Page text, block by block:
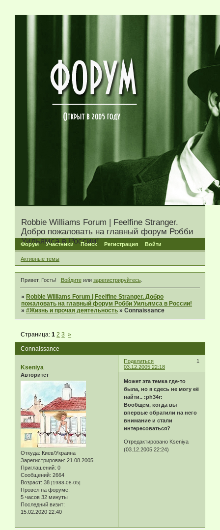
Robbie Williams Forum | Feelfine Stranger.
Добро пожаловать на главный форум Робби
Уильямса в России!
Форум Участники Поиск Регистрация Войти
Активные темы
Привет, Гость! Войдитеили зарегистрируйтесь.
» Robbie Williams Forum | Feelfine Stranger. Добро
пожаловать на главный форум Робби Уильямса в России!
»#Жизнь и прочая деятельность »Connaissance
Connaissance
Страница:1 2 3 »
Поделиться
1
03.12.2005 22:18
Kseniya
Авторитет
Откуда: Киев/Украина
Зарегистрирован: 21.08.2005
Приглашений: 0
Сообщений: 2664
Возраст: 38 [1988-08-05]
Провел на форуме:
5 часов 32 минуты
Последний визит:
15.02.2020 22:40
Может эта темка где-то
была, но я сдесь не могу её
найти.. :ph34r:
Вообщем, когда вы
впервые обратили на него
внимание и стали
интересоваться?
Отредактировано Kseniya
(03.12.2005 22:24)